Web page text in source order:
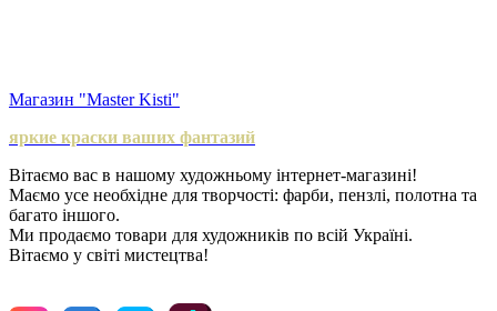
Магазин "Master Kisti"
яркие краски ваших фантазий
Вітаємо вас в нашому художньому інтернет-магазині!
Маємо усе необхідне для творчості: фарби, пензлі, полотна та
багато іншого.
Ми продаємо товари для художників по всій Україні.
Вітаємо у світі мистецтва!